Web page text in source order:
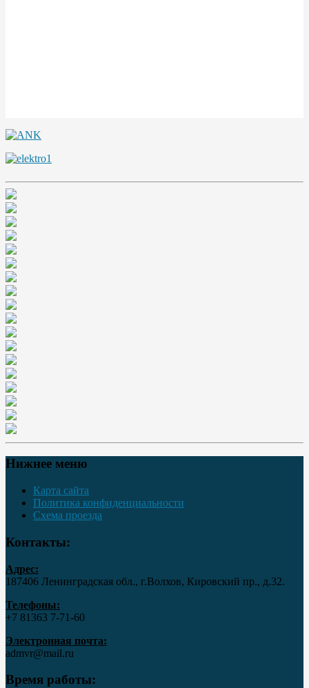
Нижнее меню
Карта сайта
Политика конфиденциальности
Схема проезда
Контакты:
Адрес:
187406 Ленинградская обл., г.Волхов, Кировский пр., д.32.
Телефоны:
+7 81363 7‑71-60
Электронная почта:
admvr@mail.ru
Время работы: